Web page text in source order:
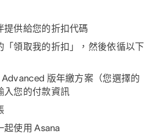
提供給您的折扣代碼
「領取我的折扣」，然後依循以下
版年繳方案（您選擇的
入您的付款資訊
起使用 Asana